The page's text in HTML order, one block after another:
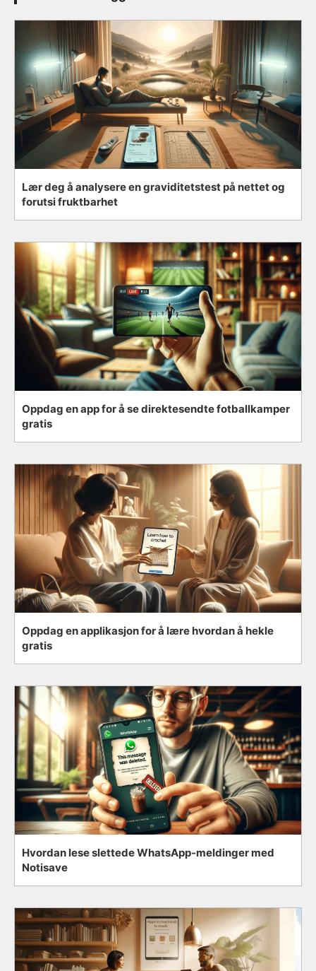
Lær deg å analysere en graviditetstest på nettet og
forutsi fruktbarhet
Oppdag en app for å se direktesendte fotballkamper
gratis
Oppdag en applikasjon for å lære hvordan å hekle
gratis
Hvordan lese slettede WhatsApp-meldinger med
Notisave